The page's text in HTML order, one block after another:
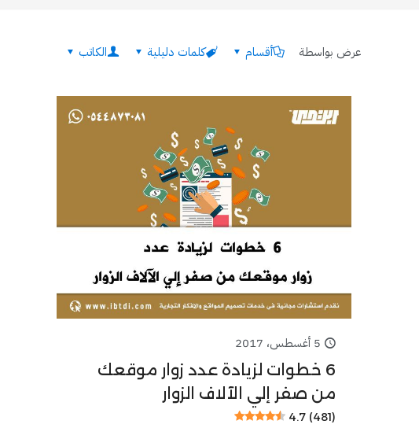
عرض بواسطة أقسام كلمات دليلية الكاتب
5 أغسطس، 2017
6 خطوات لزيادة عدد زوار موقعك
من صفر إلي الآلاف الزوار
4.7 (481)